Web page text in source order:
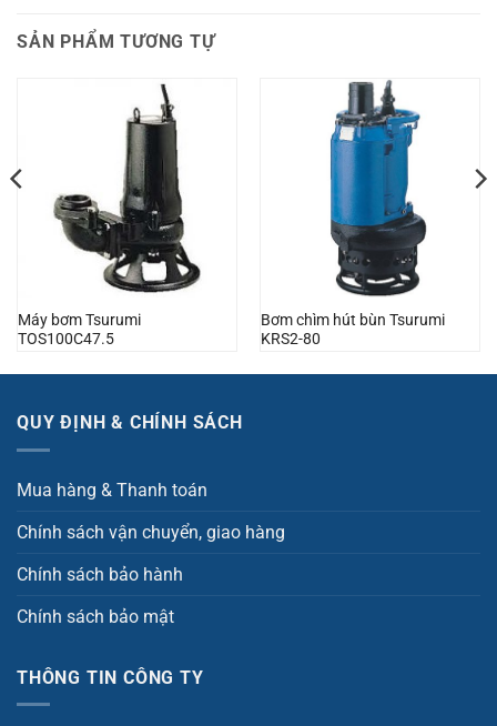
SẢN PHẨM TƯƠNG TỰ
Máy bơm Tsurumi
TOS100C47.5
Bơm chìm hút bùn Tsurumi
KRS2-80
QUY ĐỊNH & CHÍNH SÁCH
Mua hàng & Thanh toán
Chính sách vận chuyển, giao hàng
Chính sách bảo hành
Chính sách bảo mật
THÔNG TIN CÔNG TY